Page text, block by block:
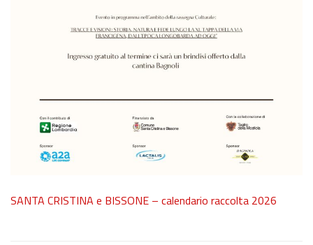
SANTA CRISTINA e BISSONE – calendario raccolta 2026